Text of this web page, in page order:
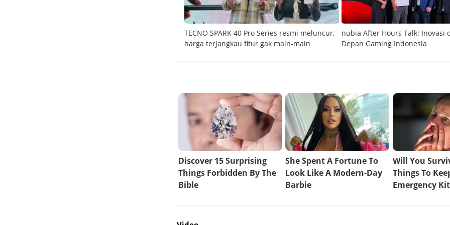
TECNO SPARK 40 Pro Series resmi meluncur,
harga terjangkau fitur gak main-main
nubia After Hours Talk: Inovasi
Depan Gaming Indonesia